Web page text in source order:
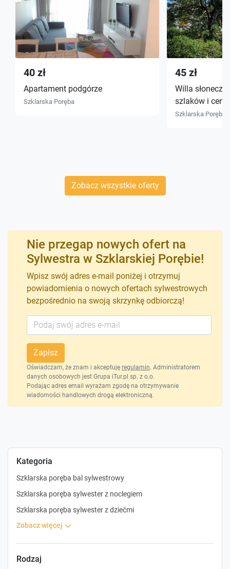
Kategoria
Szklarska poręba bal sylwestrowy
Szklarska poręba sylwester z noclegiem
Szklarska poręba sylwester z dziećmi
zobacz więcej
Rodzaj
40 zł
Apartament podgórze
Szklarska Poręba
45 zł
Willa
szlaków i
Szklarska Poręba
Zobacz wszystkie oferty
Nie przegap nowych ofert na
Sylwestra w Szklarskiej Porębie!
Wpisz swój adres e-mail poniżej i otrzymuj
powiadomienia o nowych ofertach sylwestrowych
bezpośrednio na swoją skrzynkę odbiorczą!
Zapisz
Oświadczam, że znam i akceptuję regulamin. Administratorem
danych osobowych jest Grupa iTur.pl sp. z o.o.
Podając adres email wyrażam zgodę na otrzymywanie
wiadomości handlowych drogą elektroniczną.